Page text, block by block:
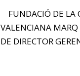
FUNDACIÓ DE LA
VALENCIANA MARQ
DE DIRECTOR